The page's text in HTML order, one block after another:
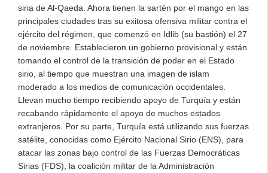
siria de Al-Qaeda. Ahora tienen la sartén por el mango en las
principales ciudades tras su exitosa ofensiva militar contra el
ejército del régimen, que comenzó en Idlib (su bastión) el 27
de noviembre. Establecieron un gobierno provisional y están
tomando el control de la transición de poder en el Estado
sirio, al tiempo que muestran una imagen de islam
moderado a los medios de comunicación occidentales.
Llevan mucho tiempo recibiendo apoyo de Turquía y están
recabando rápidamente el apoyo de muchos estados
extranjeros. Por su parte, Turquía está utilizando sus fuerzas
satélite, conocidas como Ejército Nacional Sirio (ENS), para
atacar las zonas bajo control de las Fuerzas Democráticas
Sirias (FDS), la coalición militar de la Administración